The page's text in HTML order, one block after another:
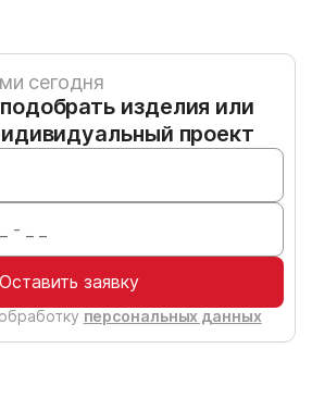
сегодня
изделия или
проект
Оставить заявку
персональных данных